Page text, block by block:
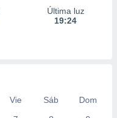
Última luz
19:24
Vie Sáb
Dom